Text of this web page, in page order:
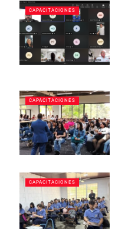
CAPACITACIONES
CAPACITACIONES
CAPACITACIONES